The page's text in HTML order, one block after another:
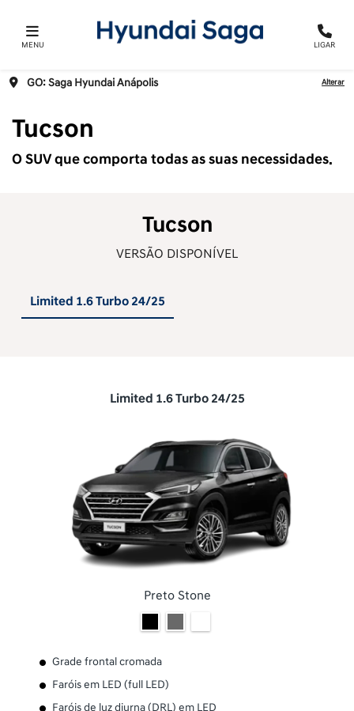
MENU LIGAR
GO: Saga Hyundai Anápolis Alterar
Tucson
O SUV que comporta todas as suas necessidades.
Tucson
VERSÃO DISPONÍVEL
Limited 1.6 Turbo 24/25
Limited 1.6 Turbo 24/25
Preto Stone
Grade frontal cromada
Faróis em LED (full LED)
Faróis de luz diurna (DRL) em LED